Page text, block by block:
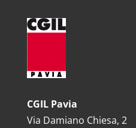
CGIL Pavia
Via Damiano Chiesa, 2